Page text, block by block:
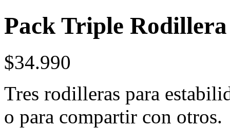
Pack Triple
$34.990
Tres rodilleras para
o para compartir con otros.